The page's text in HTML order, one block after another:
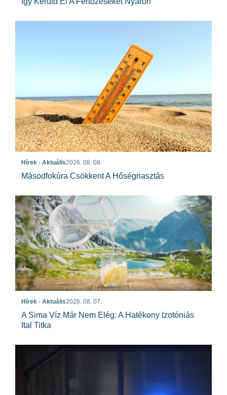
Hírek - Aktuális2026. 08. 08.
Másodfokúra Csökkent A Hőségriasztás
Hírek - Aktuális2026. 08. 07.
A Sima Víz Már Nem Elég: A Hatékony Izotóniás
Ital Titka